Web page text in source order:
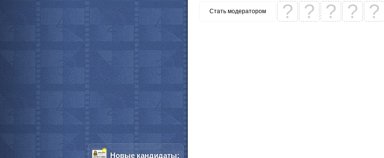
Стать модератором ? ? ? ? ?
Новые кандидаты: